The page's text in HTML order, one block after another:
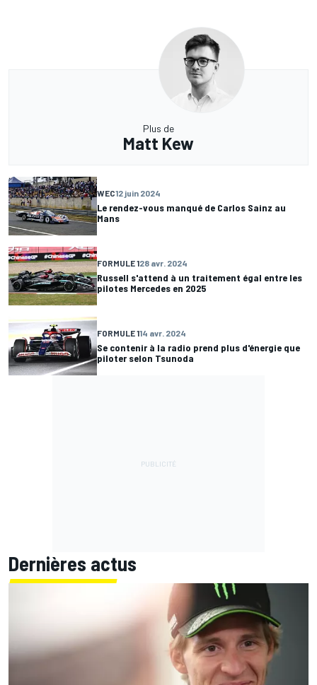
Plus de
Matt Kew
WEC12 juin 2024
Le rendez-vous manqué de Carlos Sainz au
Mans
FORMULE 128 avr. 2024
Russell s'attend à un traitement égal entre les
pilotes Mercedes en 2025
FORMULE 114 avr. 2024
Se contenir à la radio prend plus d'énergie que
piloter selon Tsunoda
Dernières actus